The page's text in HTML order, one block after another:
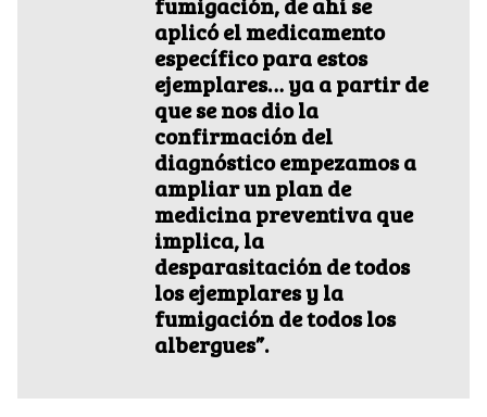
aplicó el medicamento
específico para estos
ejemplares… ya a partir de
que se nos dio la
confirmación del
diagnóstico empezamos a
ampliar un plan de
medicina preventiva que
implica, la
desparasitación de todos
los ejemplares y la
fumigación de todos los
albergues”.